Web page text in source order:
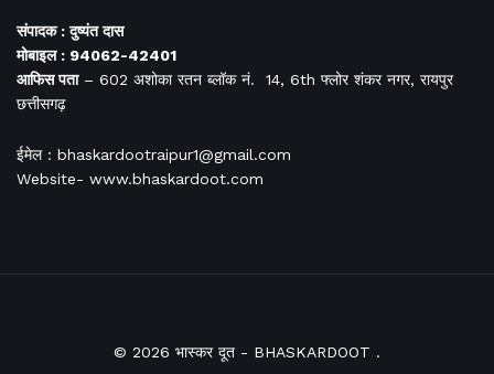
संपादक : दुष्यंत दास
मोबाइल : 94062-42401
आफिसपता– 602 अशोका रतन ब्लॉक नं. 14, 6th फ्लोर शंकर नगर, रायपुर
छत्तीसगढ़
ईमेल : bhaskardootraipur1@gmail.com
Website- www.bhaskardoot.com
© 2026 भास्कर दूत - BHASKARDOOT .